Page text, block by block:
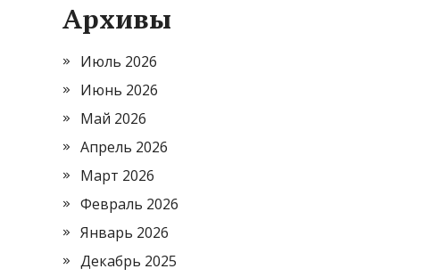
Архивы
Июль 2026
Июнь 2026
Май 2026
Апрель 2026
Март 2026
Февраль 2026
Январь 2026
Декабрь 2025